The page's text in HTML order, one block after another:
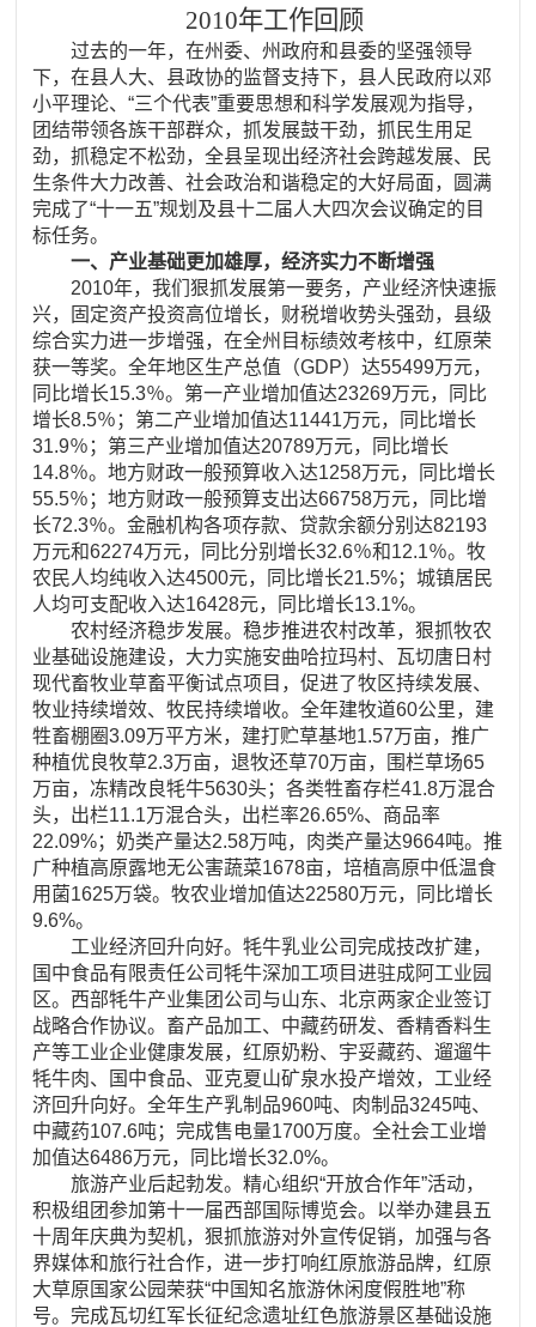
2010年工作回顾
过去的一年，在州委、州政府和县委的坚强领导
下，在县人大、县政协的监督支持下，县人民政府以邓
小平理论、“三个代表”重要思想和科学发展观为指导，
团结带领各族干部群众，抓发展鼓干劲，抓民生用足
劲，抓稳定不松劲，全县呈现出经济社会跨越发展、民
生条件大力改善、社会政治和谐稳定的大好局面，圆满
完成了“十一五”规划及县十二届人大四次会议确定的目
标任务。
一、产业基础更加雄厚，经济实力不断增强
2010年，我们狠抓发展第一要务，产业经济快速振
兴，固定资产投资高位增长，财税增收势头强劲，县级
综合实力进一步增强，在全州目标绩效考核中，红原荣
获一等奖。全年地区生产总值（GDP）达55499万元，
同比增长15.3％。第一产业增加值达23269万元，同比
增长8.5％；第二产业增加值达11441万元，同比增长
31.9％；第三产业增加值达20789万元，同比增长
14.8％。地方财政一般预算收入达1258万元，同比增长
55.5％；地方财政一般预算支出达66758万元，同比增
长72.3％。金融机构各项存款、贷款余额分别达82193
万元和62274万元，同比分别增长32.6％和12.1％。牧
农民人均纯收入达4500元，同比增长21.5%；城镇居民
人均可支配收入达16428元，同比增长13.1%。
农村经济稳步发展。稳步推进农村改革，狠抓牧农
业基础设施建设，大力实施安曲哈拉玛村、瓦切唐日村
现代畜牧业草畜平衡试点项目，促进了牧区持续发展、
牧业持续增效、牧民持续增收。全年建牧道60公里，建
牲畜棚圈3.09万平方米，建打贮草基地1.57万亩，推广
种植优良牧草2.3万亩，退牧还草70万亩，围栏草场65
万亩，冻精改良牦牛5630头；各类牲畜存栏41.8万混合
头，出栏11.1万混合头，出栏率26.65%、商品率
22.09%；奶类产量达2.58万吨，肉类产量达9664吨。推
广种植高原露地无公害蔬菜1678亩，培植高原中低温食
用菌1625万袋。牧农业增加值达22580万元，同比增长
9.6%。
工业经济回升向好。牦牛乳业公司完成技改扩建，
国中食品有限责任公司牦牛深加工项目进驻成阿工业园
区。西部牦牛产业集团公司与山东、北京两家企业签订
战略合作协议。畜产品加工、中藏药研发、香精香料生
产等工业企业健康发展，红原奶粉、宇妥藏药、遛遛牛
牦牛肉、国中食品、亚克夏山矿泉水投产增效，工业经
济回升向好。全年生产乳制品960吨、肉制品3245吨、
中藏药107.6吨；完成售电量1700万度。全社会工业增
加值达6486万元，同比增长32.0%。
旅游产业后起勃发。精心组织“开放合作年”活动，
积极组团参加第十一届西部国际博览会。以举办建县五
十周年庆典为契机，狠抓旅游对外宣传促销，加强与各
界媒体和旅行社合作，进一步打响红原旅游品牌，红原
大草原国家公园荣获“中国知名旅游休闲度假胜地”称
号。完成瓦切红军长征纪念遗址红色旅游景区基础设施